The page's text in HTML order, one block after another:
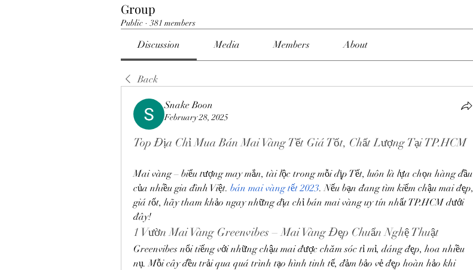
Group
Public · 381 members
Discussion Media Members About
Back
Snake Boon
February 28, 2025
Top Địa Chỉ Mua Bán Mai Vàng Tết Giá Tốt, Chất Lượng Tại TP.HCM
Mai vàng – biểu tượng may mắn, tài lộc trong mỗi dịp Tết, luôn là lựa chọn hàng đầu
của nhiều gia đình Việt. bán mai vàng tết 2023. Nếu bạn đang tìm kiếm chậu mai đẹp,
giá tốt, hãy tham khảo ngay những địa chỉ bán mai vàng uy tín nhất TP.HCM dưới
đây!
1️ Vườn Mai Vàng Greenvibes – Mai Vàng Đẹp Chuẩn Nghệ Thuật
Greenvibes nổi tiếng với những chậu mai được chăm sóc tỉ mỉ, dáng đẹp, hoa nhiều
nụ. Mỗi cây đều trải qua quá trình tạo hình tinh tế, đảm bảo vẻ đẹp hoàn hảo khi